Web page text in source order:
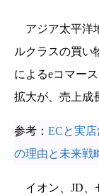
アジア太平洋
ルクラスの買い
によるeコマー
拡大が、売上成
参考： ECと実
の理由と未来戦
イオン、JD、